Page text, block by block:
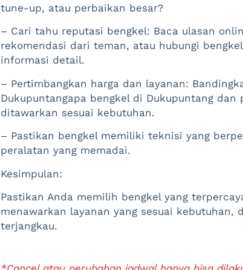
tune-up, atau perbaikan besar?
– Cari tahu reputasi bengkel: Baca ulasan
rekomendasi dari teman, atau hubungi
informasi detail.
– Pertimbangkan harga dan layanan:
Dukupuntangapa bengkel di Dukupuntang dan
ditawarkan sesuai kebutuhan.
– Pastikan bengkel memiliki teknisi yang
peralatan yang memadai.
Kesimpulan:
Pastikan Anda memilih bengkel yang
menawarkan layanan yang sesuai kebutuhan,
terjangkau.